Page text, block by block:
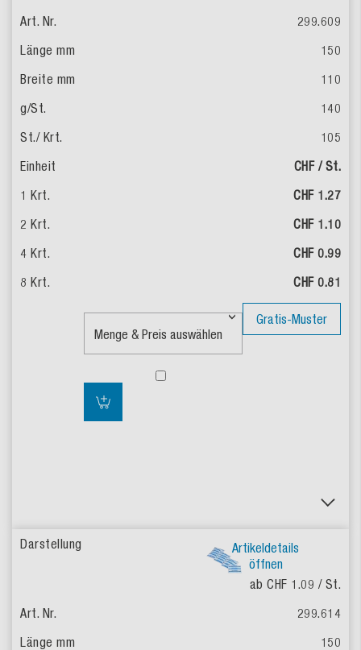
299.609
150
110
140
105
CHF / St.
CHF 1.27
CHF 1.10
CHF 0.99
CHF 0.81
Gratis-Muster
Artikeldetails
öffnen
ab CHF 1.09 / St.
299.614
150